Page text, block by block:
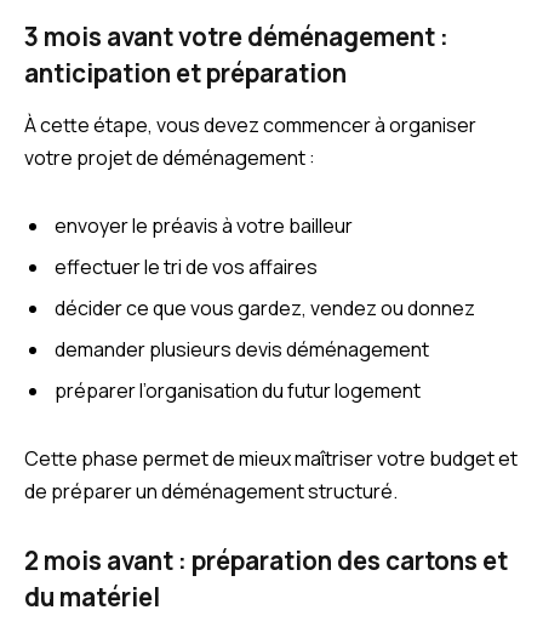
3 mois avant votre déménagement :
anticipation et préparation
À cette étape, vous devez commencer à organiser
votre projet de déménagement :
envoyer le préavis à votre bailleur
effectuer le tri de vos affaires
décider ce que vous gardez, vendez ou donnez
demander plusieurs devis déménagement
préparer l’organisation du futur logement
Cette phase permet de mieux maîtriser votre budget et
de préparer un déménagement structuré.
2 mois avant : préparation des cartons et
du matériel